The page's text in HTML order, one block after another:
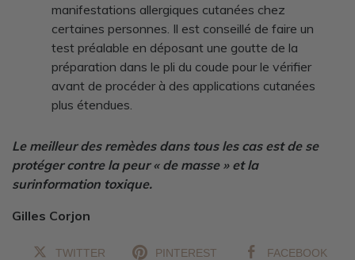
manifestations allergiques cutanées chez
certaines personnes. Il est conseillé de faire un
test préalable en déposant une goutte de la
préparation dans le pli du coude pour le vérifier
avant de procéder à des applications cutanées
plus étendues.
Le meilleur des remèdes dans tous les cas est de se
protéger contre la peur « de masse » et la
surinformation toxique.
Gilles Corjon
TWITTER PINTEREST FACEBOOK